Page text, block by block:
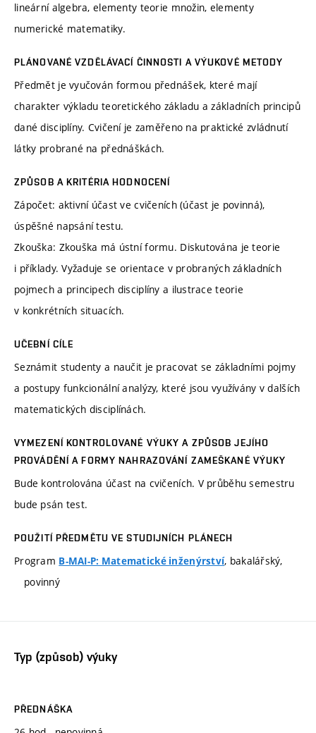
lineární algebra, elementy teorie množin, elementy
numerické matematiky.
PLÁNOVANÉ VZDĚLÁVACÍ ČINNOSTI A VÝUKOVÉ METODY
Předmět je vyučován formou přednášek, které mají
charakter výkladu teoretického základu a základních principů
dané disciplíny. Cvičení je zaměřeno na praktické zvládnutí
látky probrané na přednáškách.
ZPŮSOB A KRITÉRIA HODNOCENÍ
Zápočet: aktivní účast ve cvičeních (účast je povinná),
úspěšné napsání testu.
Zkouška: Zkouška má ústní formu. Diskutována je teorie
i příklady. Vyžaduje se orientace v probraných základních
pojmech a principech disciplíny a ilustrace teorie
v konkrétních situacích.
UČEBNÍ CÍLE
Seznámit studenty a naučit je pracovat se základními pojmy
a postupy funkcionální analýzy, které jsou využívány v dalších
matematických disciplínách.
VYMEZENÍ KONTROLOVANÉ VÝUKY A ZPŮSOB JEJÍHO
PROVÁDĚNÍ A FORMY NAHRAZOVÁNÍ ZAMEŠKANÉ VÝUKY
Bude kontrolována účast na cvičeních. V průběhu semestru
bude psán test.
POUŽITÍ PŘEDMĚTU VE STUDIJNÍCH PLÁNECH
Program B-MAI-P: Matematické inženýrství, bakalářský,
povinný
Typ (způsob) výuky
PŘEDNÁŠKA